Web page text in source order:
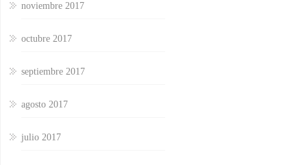
noviembre 2017
octubre 2017
septiembre 2017
agosto 2017
julio 2017